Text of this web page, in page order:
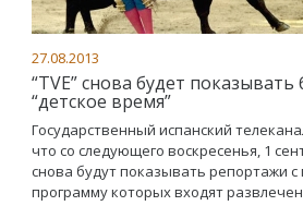
27.08.2013
“TVE” снова будет
“детское время”
Государственный испанский
что со следующего воскресенья, 1
снова будут показывать репортажи с
программу которых входят